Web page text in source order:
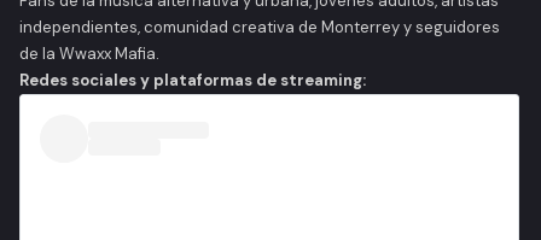
independientes, comunidad creativa de Monterrey y seguidores
de la Wwaxx Mafia.
Redes sociales y plataformas de streaming: